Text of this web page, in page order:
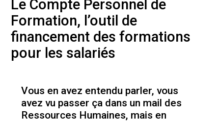
Le Compte Personnel de
Formation, l’outil de
financement des formations
pour les salariés
Vous en avez entendu parler, vous
avez vu passer ça dans un mail des
Ressources Humaines, mais en